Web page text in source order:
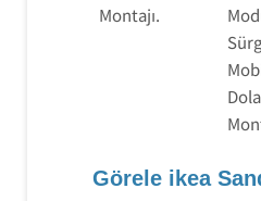
Montajı.
Görele ikea